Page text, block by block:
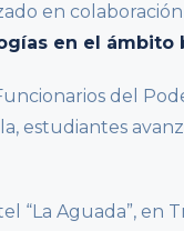
en
en el ámbito
del
estudiantes
“La Aguada”, en